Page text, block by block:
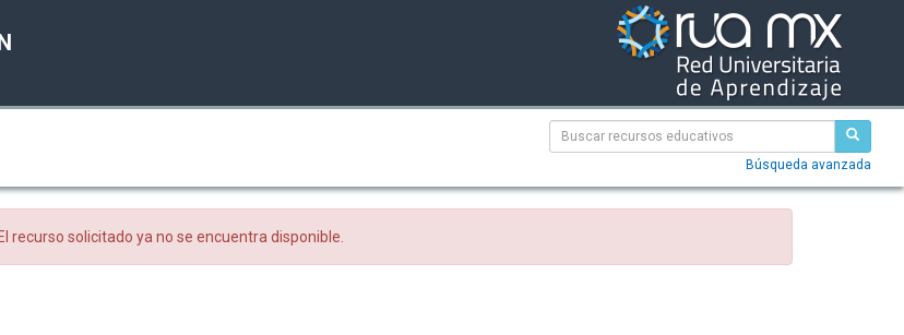
Búsqueda avanzada
El recurso solicitado ya no se encuentra disponible.